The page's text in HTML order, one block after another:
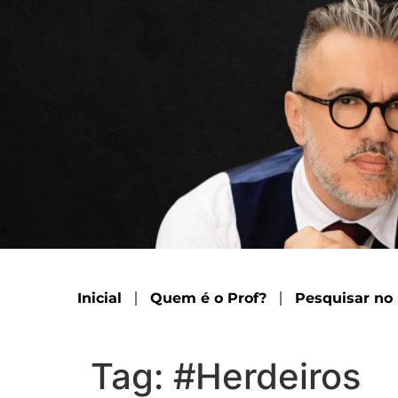
Inicial Quem é o Prof? Pesquisar no
Tag: #Herdeiros